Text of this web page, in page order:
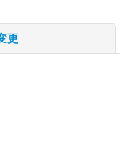
更